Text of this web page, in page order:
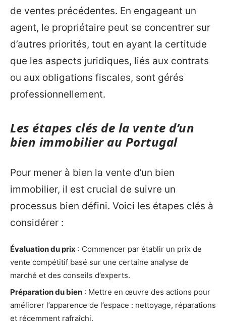
de ventes précédentes. En engageant un
agent, le propriétaire peut se concentrer sur
d’autres priorités, tout en ayant la certitude
que les aspects juridiques, liés aux contrats
ou aux obligations fiscales, sont gérés
professionnellement.
Les étapes clés de la vente d’un
bien immobilier au Portugal
Pour mener à bien la vente d’un bien
immobilier, il est crucial de suivre un
processus bien défini. Voici les étapes clés à
considérer :
Évaluation du prix : Commencer par établir un prix de
vente compétitif basé sur une certaine analyse de
marché et des conseils d’experts.
Préparation du bien : Mettre en œuvre des actions pour
améliorer l’apparence de l’espace : nettoyage, réparations
et récemment rafraîchi.